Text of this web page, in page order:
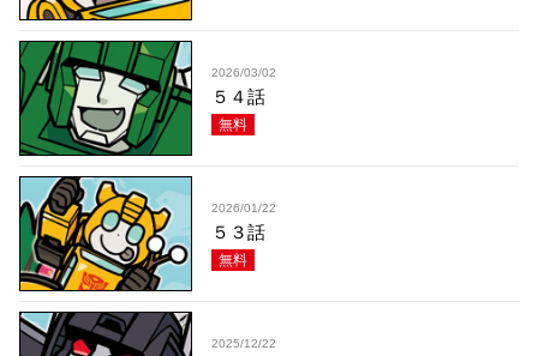
2026/03/02
５４話
無料
2026/01/22
５３話
無料
2025/12/22